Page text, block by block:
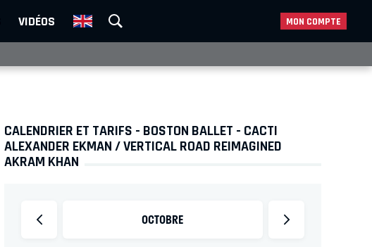
VIDÉOS MON COMPTE
CALENDRIER ET TARIFS - BOSTON BALLET - CACTI
ALEXANDER EKMAN / VERTICAL ROAD REIMAGINED
AKRAM KHAN
OCTOBRE